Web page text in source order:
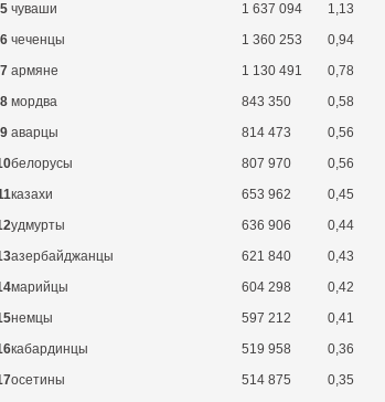
5 чуваши 1 637 094
1,13
6 чеченцы 1 360 253
0,94
7 армяне 1 130 491
0,78
8 мордва 843 350
0,58
9 аварцы 814 473
0,56
белорусы 807 970
0,56
казахи 653 962
0,45
удмурты 636 906
0,44
азербайджанцы 621 840
0,43
марийцы 604 298
0,42
немцы 597 212
0,41
кабардинцы 519 958
0,36
осетины 514 875
0,35